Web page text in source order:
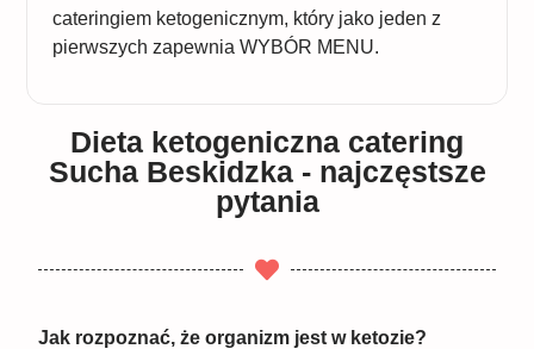
cateringiem ketogenicznym, który jako jeden z
pierwszych zapewnia WYBÓR MENU.
Dieta ketogeniczna catering
Sucha Beskidzka - najczęstsze
pytania
Jak rozpoznać, że organizm jest w ketozie?